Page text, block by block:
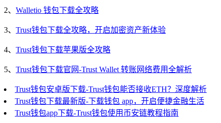
2、 Walletio 钱包下载全攻略
3、 Trust钱包下载全攻略，开启加密资产新体验
4、 Trust钱包下载苹果版全攻略
5、 Trust钱包下载官网-Trust Wallet 转账网络费用全解析
Trust钱包安卓版下载-Trust钱包能否接收ETH？深度解析
Trust钱包下载最新版-下载钱包 app，开启便捷金融生活
Trust钱包app下载-Trust钱包使用币安链教程指南